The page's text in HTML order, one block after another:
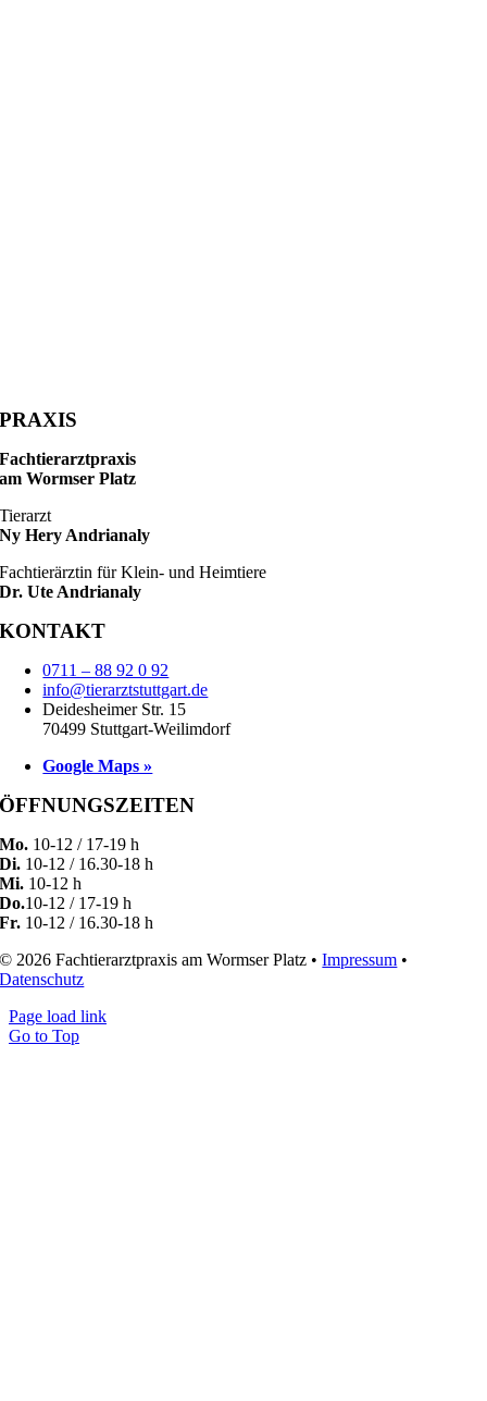
PRAXIS
Fachtierarztpraxis
am Wormser Platz
Tierarzt
Ny Hery Andrianaly
Fachtierärztin für Klein- und Heimtiere
Dr. Ute Andrianaly
KONTAKT
0711 – 88 92 0 92
info@tierarztstuttgart.de
Deidesheimer Str. 15
70499 Stuttgart-Weilimdorf
Google Maps »
ÖFFNUNGSZEITEN
Mo. 10-12 / 17-19 h
Di. 10-12 / 16.30-18 h
Mi. 10-12 h
Do.10-12 / 17-19 h
Fr. 10-12 / 16.30-18 h
© 2026 Fachtierarztpraxis am Wormser Platz •Impressum •
Datenschutz
Page load link
Go to Top